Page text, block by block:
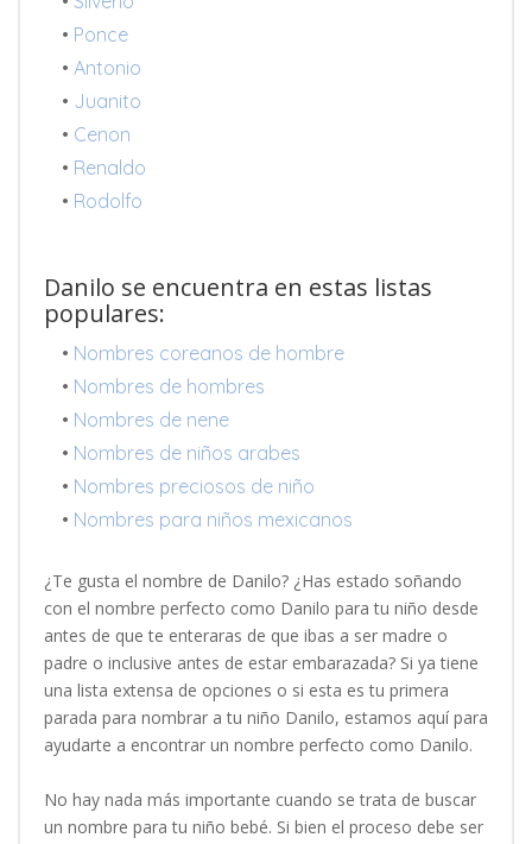
• Ponce
• Antonio
• Juanito
• Cenon
• Renaldo
• Rodolfo
Danilo se encuentra en estas listas
populares:
• Nombres coreanos de hombre
• Nombres de hombres
• Nombres de nene
• Nombres de niños arabes
• Nombres preciosos de niño
• Nombres para niños mexicanos
¿Te gusta el nombre de Danilo? ¿Has estado soñando
con el nombre perfecto como Danilo para tu niño desde
antes de que te enteraras de que ibas a ser madre o
padre o inclusive antes de estar embarazada? Si ya tiene
una lista extensa de opciones o si esta es tu primera
parada para nombrar a tu niño Danilo, estamos aquí para
ayudarte a encontrar un nombre perfecto como Danilo.
No hay nada más importante cuando se trata de buscar
un nombre para tu niño bebé. Si bien el proceso debe ser